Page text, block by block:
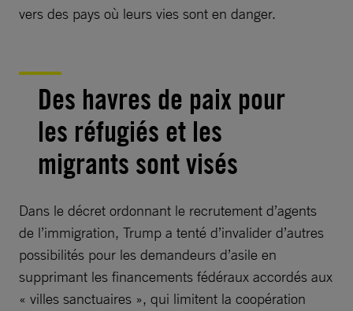
vers des pays où leurs vies sont en danger.
Des havres de paix pour
les réfugiés et les
migrants sont visés
Dans le décret ordonnant le recrutement d’agents
de l’immigration, Trump a tenté d’invalider d’autres
possibilités pour les demandeurs d’asile en
supprimant les financements fédéraux accordés aux
« villes sanctuaires », qui limitent la coopération